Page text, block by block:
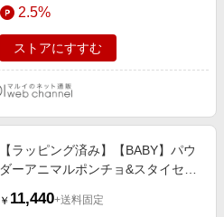
2.5%
ストアにすすむ
【ラッピング済み】【BABY】パウ
ダーアニマルポンチョ&スタイセッ
￥ 11,440+送料固定